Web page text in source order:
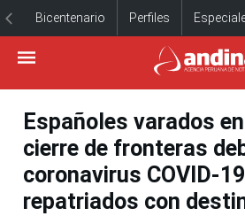
Bicentenario Perfiles
Españoles varados
cierre de fronteras
coronavirus COVID-
repatriados con